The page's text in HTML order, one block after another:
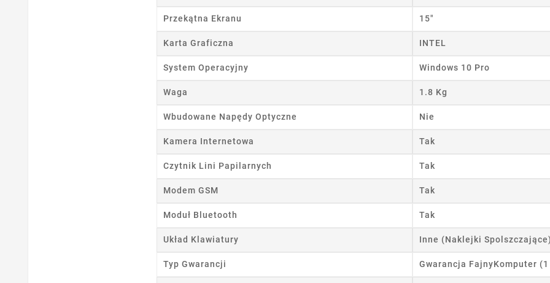
Przekątna Ekranu 15"
Karta Graficzna INTEL
System Operacyjny Windows 10 Pro
Waga 1.8 Kg
Wbudowane Napędy Optyczne Nie
Kamera Internetowa Tak
Czytnik Lini Papilarnych Tak
Modem GSM Tak
Moduł Bluetooth Tak
Układ Klawiatury Inne (Naklejki Spolszczające)
Typ Gwarancji Gwarancja FajnyKomputer (1
Anuluj Utwórz listę życzeń